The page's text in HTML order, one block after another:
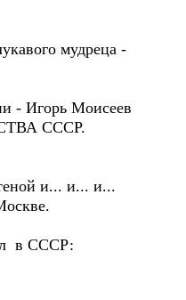
мудреца -
- Игорь Моисеев
СССР.
и... и... и...
в СССР: